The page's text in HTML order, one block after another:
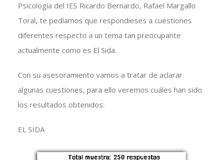
Psicología del IES Ricardo Bernardo, Rafael Margallo
Toral, te pedíamos que respondieses a cuestiones
diferentes respecto a un tema tan preocupante
actualmente como es El Sida.
Con su asesoramiento vamos a tratar de aclarar
algunas cuestiones, para ello veremos cuáles han sido
los resultados obtenidos:
EL SIDA